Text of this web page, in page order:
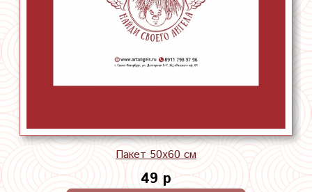
Пакет 50х60 см
49 р